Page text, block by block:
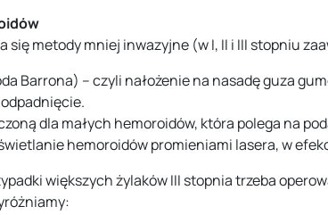
się metody mniej inwazyjne (w I, II i III stopniu
Barrona) – czyli nałożenie na nasadę guza
dla małych hemoroidów, która polega na
hemoroidów promieniami lasera, w
większych żylaków III stopnia trzeba